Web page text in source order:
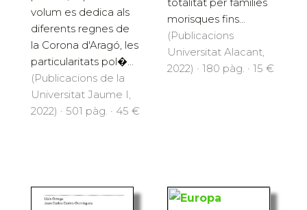
volum es dedica als
diferents regnes de
la Corona d'Aragó, les
particularitats pol�...
(Publicacions de la
Universitat Jaume I,
2022) · 501 pàg. · 45 €
morisques fins...
(Publicacions
Universitat Alacant,
2022) · 180 pàg. · 15 €